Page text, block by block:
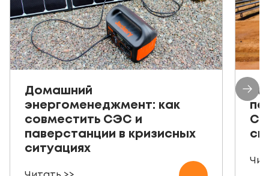
Домашний
энергоменеджмент: как
совместить СЭС и
паверстанции в кризисных
ситуациях